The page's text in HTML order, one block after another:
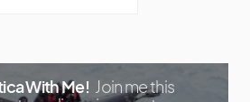
With Me! Join me this